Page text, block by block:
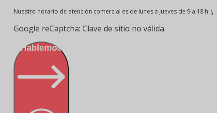
Nuestro horario de atención comercial es de lunes a jueves de 9 a 18 h.
Google reCaptcha: Clave de sitio no válida.
¡Hablemos!